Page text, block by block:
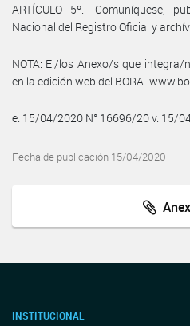
ARTÍCULO 5º.- Comuníquese,
Nacional del Registro Oficial y
NOTA: El/los Anexo/s que integra/
en la edición web del BORA -
e. 15/04/2020 N° 16696/20 v. 15/
Fecha de publicación 15/04/2020
INSTITUCIONAL